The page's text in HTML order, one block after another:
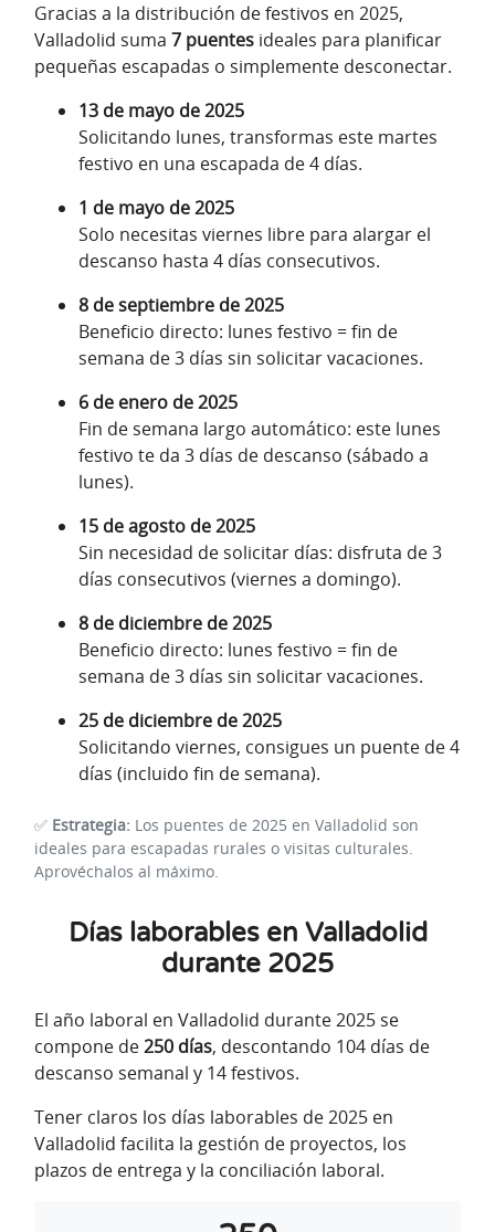
Gracias a la distribución de festivos en 2025,
Valladolid suma 7 puentes ideales para planificar
pequeñas escapadas o simplemente desconectar.
13 de mayo de 2025
Solicitando lunes, transformas este martes
festivo en una escapada de 4 días.
1 de mayo de 2025
Solo necesitas viernes libre para alargar el
descanso hasta 4 días consecutivos.
8 de septiembre de 2025
Beneficio directo: lunes festivo = fin de
semana de 3 días sin solicitar vacaciones.
6 de enero de 2025
Fin de semana largo automático: este lunes
festivo te da 3 días de descanso (sábado a
lunes).
15 de agosto de 2025
Sin necesidad de solicitar días: disfruta de 3
días consecutivos (viernes a domingo).
8 de diciembre de 2025
Beneficio directo: lunes festivo = fin de
semana de 3 días sin solicitar vacaciones.
25 de diciembre de 2025
Solicitando viernes, consigues un puente de 4
días (incluido fin de semana).
✅ Estrategia: Los puentes de 2025 en Valladolid son
ideales para escapadas rurales o visitas culturales.
Aprovéchalos al máximo.
Días laborables en Valladolid
durante 2025
El año laboral en Valladolid durante 2025 se
compone de250 días, descontando 104 días de
descanso semanal y 14 festivos.
Tener claros los días laborables de 2025 en
Valladolid facilita la gestión de proyectos, los
plazos de entrega y la conciliación laboral.